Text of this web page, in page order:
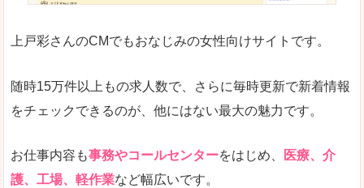
詳しい説明 サイト内の検索の人気ワードで英語や中国語など
人気度 普通のマイナビの方を使っている方が多く、女
さまざまな検索機能が充実しており、条件面やこ
ただし、求人情報が少し見づらいです。
上戸彩さんのCMでもおなじみの女性向けサイトです。
随時15万件以上もの求人数で、さらに毎時更新で新着情報
をチェックできるのが、他にはない最大の魅力です。
お仕事内容も事務やコールセンターをはじめ、
医療、介
護、工場、軽作業など幅広いです。